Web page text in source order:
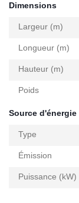
Dimensions
Largeur (m)
Longueur (m)
Hauteur (m)
Poids
Source d'énergie
Type
Émission
Puissance (kW)